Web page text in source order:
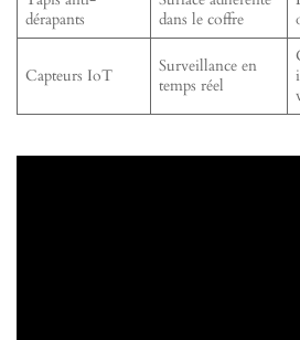
dérapants
dans le coffre
Capteurs IoT
Surveillance en
temps réel